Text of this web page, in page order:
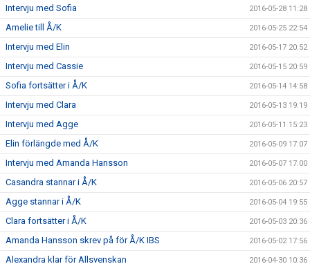
Intervju med Sofia 2016-05-28 11:28
Amelie till Å/K 2016-05-25 22:54
Intervju med Elin 2016-05-17 20:52
Intervju med Cassie 2016-05-15 20:59
Sofia fortsätter i Å/K 2016-05-14 14:58
Intervju med Clara 2016-05-13 19:19
Intervju med Agge 2016-05-11 15:23
Elin förlängde med Å/K 2016-05-09 17:07
Intervju med Amanda Hansson 2016-05-07 17:00
Casandra stannar i Å/K 2016-05-06 20:57
Agge stannar i Å/K 2016-05-04 19:55
Clara fortsätter i Å/K 2016-05-03 20:36
Amanda Hansson skrev på för Å/K IBS 2016-05-02 17:56
Alexandra klar för Allsvenskan 2016-04-30 10:36